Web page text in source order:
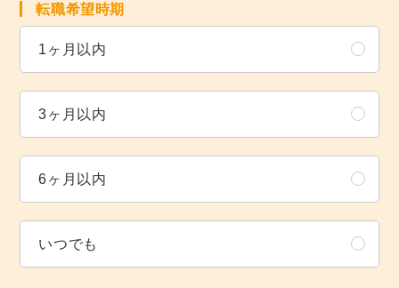
転職希望時期
1ヶ月以内
3ヶ月以内
6ヶ月以内
いつでも